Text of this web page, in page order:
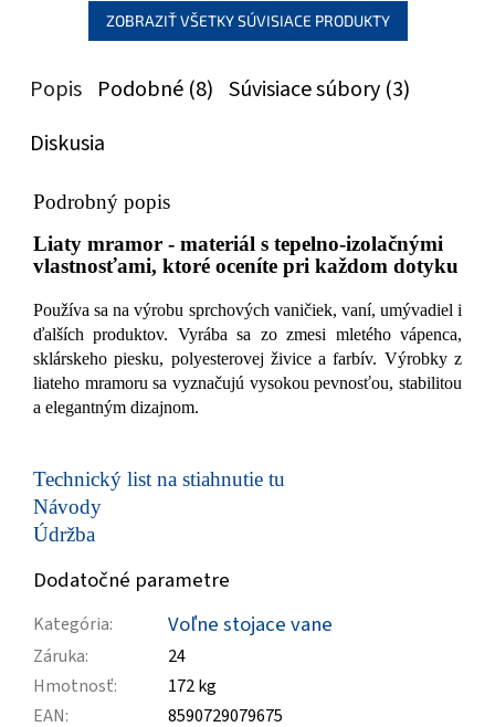
ZOBRAZIŤ VŠETKY SÚVISIACE PRODUKTY
Popis Podobné (8) Súvisiace súbory (3)
Diskusia
Podrobný popis
Liaty mramor - materiál s tepelno-izolačnými
vlastnosťami, ktoré oceníte pri každom dotyku
Používa sa na výrobu sprchových vaničiek, vaní, umývadiel i
ďalších produktov. Vyrába sa zo zmesi mletého vápenca,
sklárskeho piesku, polyesterovej živice a farbív. Výrobky z
liateho mramoru sa vyznačujú vysokou pevnosťou, stabilitou
a elegantným dizajnom.
Technický list na stiahnutie tu
Návody
Údržba
Dodatočné parametre
Kategória: Voľne stojace vane
Záruka:
24
Hmotnosť:
172 kg
EAN:
8590729079675